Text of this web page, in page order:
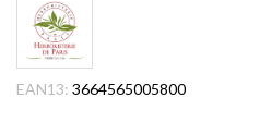
EAN13: 3664565005800